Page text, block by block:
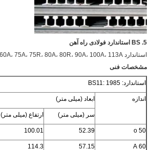
5. BS استاندارد فولادی راه آهن
استاندارد BS11: 1985: 50O، 60A، 75A، 75R، 80A، 80R، 90A، 100A، 113A
مشخصات فنی
استاندارد: BS11: 1985
اندازه ابعاد (میلی متر)
سر (میلی متر) ارتفاع (میلی متر)
50 o
52.39
100.01
60 A
57.15
114.3